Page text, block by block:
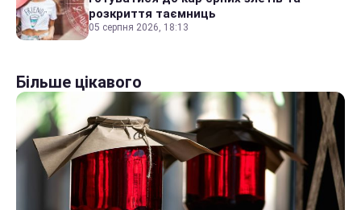
розкриття таємниць
05 серпня 2026, 18:13
Більше цікавого